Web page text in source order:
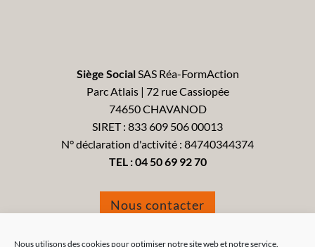
Nous utilisons des cookies pour optimiser notre site web et notre service.
Siège SocialSAS Réa-FormAction
Parc Atlais | 72 rue Cassiopée
74650 CHAVANOD
SIRET : 833 609 506 00013
N° déclaration d'activité : 84740344374
TEL :04 50 69 92 70
Nous contacter